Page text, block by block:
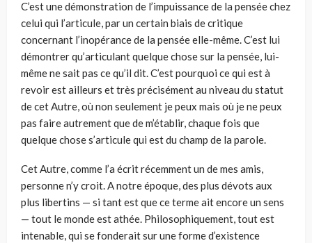
C’est une démonstration de l’impuissance de la pensée chez
celui qui l’articule, par un certain biais de critique
concernant l’inopérance de la pensée elle-même. C’est lui
démontrer qu’articulant quelque chose sur la pensée, lui-
même ne sait pas ce qu’il dit. C’est pourquoi ce qui est à
revoir est ailleurs et très précisément au niveau du statut
de cet Autre, où non seulement je peux mais où je ne peux
pas faire autrement que de m’établir, chaque fois que
quelque chose s’articule qui est du champ de la parole.
Cet Autre, comme l’a écrit récemment un de mes amis,
personne n’y croit. A notre époque, des plus dévots aux
plus libertins — si tant est que ce terme ait encore un sens
— tout le monde est athée. Philosophiquement, tout est
intenable, qui se fonderait sur une forme d’existence